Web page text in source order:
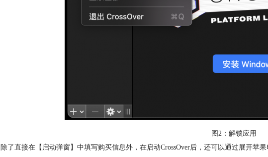
图2：解锁应用
除了直接在【启动弹窗】中填写购买信息外，在启动CrossOver后，还可以通过展开苹